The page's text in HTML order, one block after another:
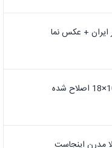
ایران + عکس نما
مدرن اینجاست